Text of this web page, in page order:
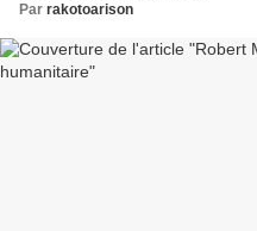
Par rakotoarison